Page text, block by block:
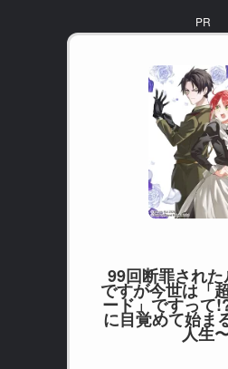
PR
99回断罪され
ですが今世は「
ード」ですって
に目覚めて始ま
人生